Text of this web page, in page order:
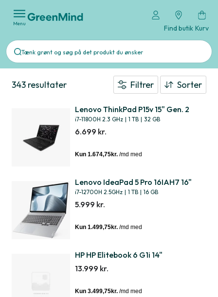
Menu
Find butik Kurv
343 resultater Filtrer Sorter
Lenovo ThinkPad P15v 15" Gen. 2
i7-11800H 2.3 GHz | 1 TB | 32 GB
6.699 kr.
Lenovo IdeaPad 5 Pro 16IAH7 16"
i7-12700H 2.5GHz | 1 TB | 16 GB
5.999 kr.
HP HP Elitebook 6 G1i 14"
13.999 kr.